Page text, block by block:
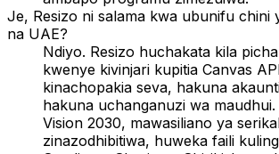
Je, Resizo ni salama kwa ubunifu chini
na UAE?
Ndiyo. Resizo huchakata kila
kwenye kivinjari kupitia Canvas
kinachopakia seva, hakuna
hakuna uchanganuzi wa
Vision 2030, mawasiliano ya
zinazodhibitiwa, huweka faili